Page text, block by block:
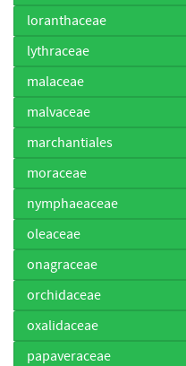
loranthaceae
lythraceae
malaceae
malvaceae
marchantiales
moraceae
nymphaeaceae
oleaceae
onagraceae
orchidaceae
oxalidaceae
papaveraceae